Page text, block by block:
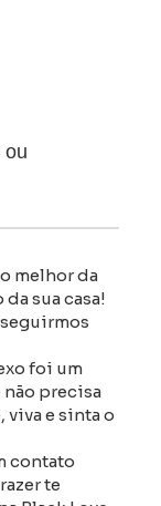
ou
melhor da
sua casa!
foi um
não precisa
viva e sinta o
contato
te